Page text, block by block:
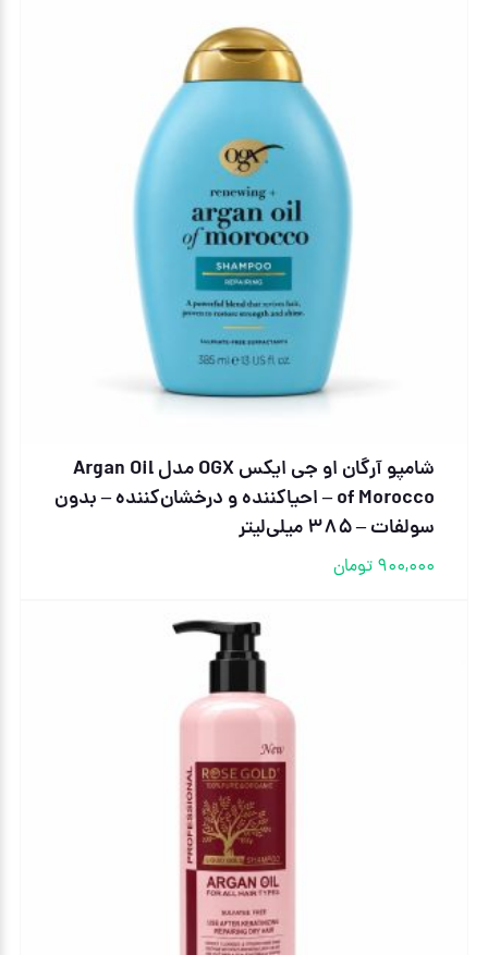
شامپو آرگان او جی ایکس OGX مدل Argan Oil
of Morocco – احیاکننده و درخشان‌کننده – بدون
سولفات – ۳۸۵ میلی‌لیتر
900,000 تومان